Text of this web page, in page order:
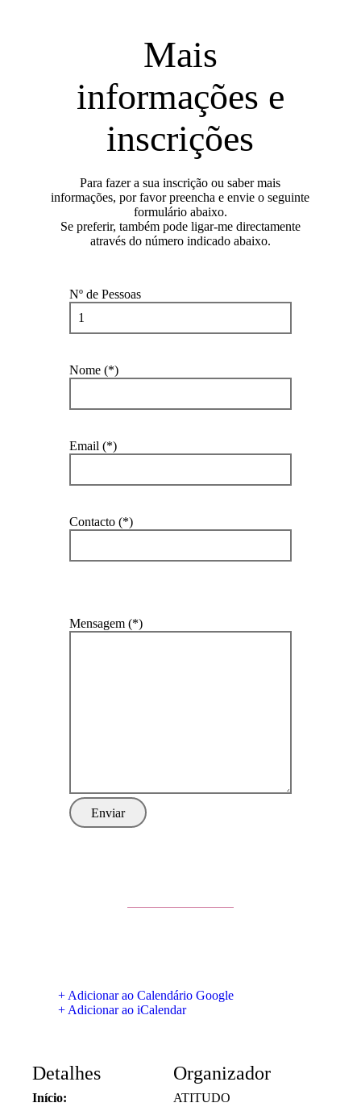
Mais
informações e
inscrições
Para fazer a sua inscrição ou saber mais
informações, por favor preencha e envie o seguinte
formulário abaixo.
Se preferir, também pode ligar-me directamente
através do número indicado abaixo.
Nº de Pessoas
Nome (*)
Email (*)
Contacto (*)
Mensagem (*)
+ Adicionar ao Calendário Google
+ Adicionar ao iCalendar
Detalhes
Início:
Organizador
ATITUDO